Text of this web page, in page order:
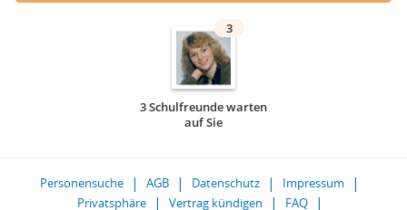
3
3 Schulfreunde warten
auf Sie
Personensuche AGB Datenschutz
Impressum
Privatsphäre
Vertrag kündigen FAQ